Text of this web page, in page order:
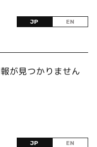
JP EN
が見つかりません
JP EN